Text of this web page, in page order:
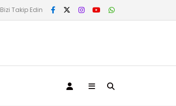
Bizi Takip Edin